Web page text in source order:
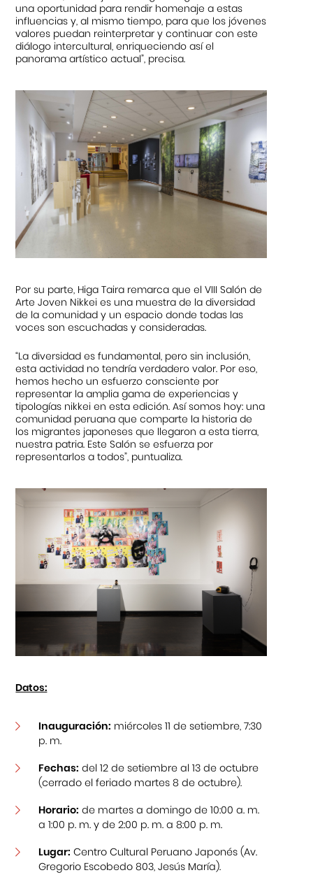
una oportunidad para rendir homenaje a estas
influencias y, al mismo tiempo, para que los jóvenes
valores puedan reinterpretar y continuar con este
diálogo intercultural, enriqueciendo así el
panorama artístico actual”, precisa.
Por su parte, Higa Taira remarca que el VIII Salón de
Arte Joven Nikkei es una muestra de la diversidad
de la comunidad y un espacio donde todas las
voces son escuchadas y consideradas.
“La diversidad es fundamental, pero sin inclusión,
esta actividad no tendría verdadero valor. Por eso,
hemos hecho un esfuerzo consciente por
representar la amplia gama de experiencias y
tipologías nikkei en esta edición. Así somos hoy: una
comunidad peruana que comparte la historia de
los migrantes japoneses que llegaron a esta tierra,
nuestra patria. Este Salón se esfuerza por
representarlos a todos”, puntualiza.
Datos:
Inauguración: miércoles 11 de setiembre, 7:30
p. m.
Fechas: del 12 de setiembre al 13 de octubre
(cerrado el feriado martes 8 de octubre).
Horario: de martes a domingo de 10:00 a. m.
a 1:00 p. m. y de 2:00 p. m. a 8:00 p. m.
Lugar: Centro Cultural Peruano Japonés (Av.
Gregorio Escobedo 803, Jesús María).